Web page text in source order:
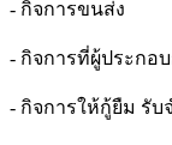
- กิจการขนส่ง
- กิจการที่ผู้ประกอ
- กิจการให้กู้ยืม รับ